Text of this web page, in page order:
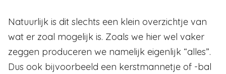
Natuurlijk is dit slechts een klein overzichtje van
wat er zoal mogelijk is. Zoals we hier wel vaker
zeggen produceren we namelijk eigenlijk “alles”.
Dus ook bijvoorbeeld een kerstmannetje of -bal